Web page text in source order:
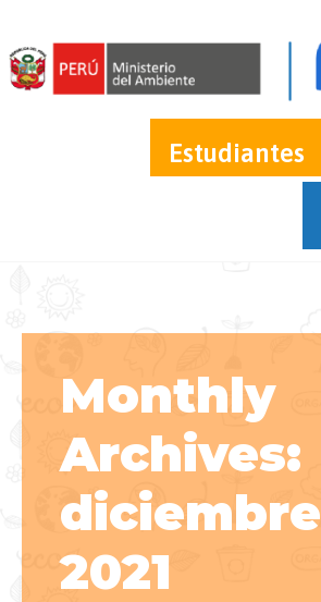
Estudiantes
Monthly
Archives:
diciembre
2021